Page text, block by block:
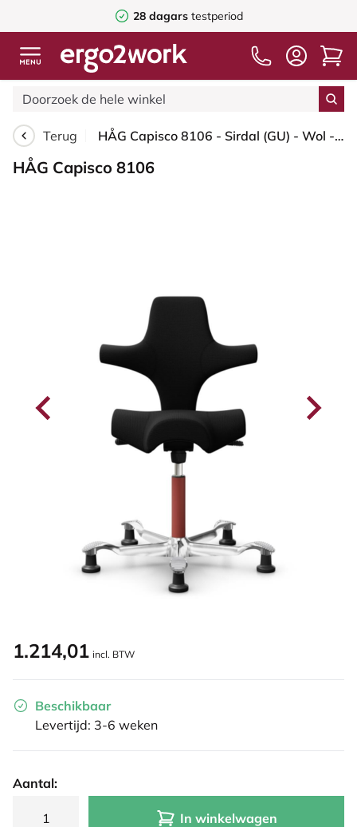
28 dagars testperiod
Terug HÅG Capisco 8106 - Sirdal (GU) - Wol - SRD190 Black - Framekleur - Blush Rose - Gasveer - 150 mm (Zithoogte 40-55cm) - Vloercontact - Glijdoppen - Voetenring - Nee, geen voetenring - Voetster - Ja, voetster in gepolijst aluminium
HÅG Capisco 8106
1.214,01 incl. BTW
Beschikbaar
Levertijd: 3-6 weken
Aantal:
In winkelwagen